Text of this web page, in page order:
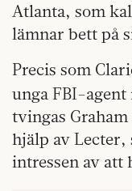
Atlanta, som
lämnar bett på
Precis som
unga FBI-agent
tvingas
hjälp av Lecter,
intressen av att